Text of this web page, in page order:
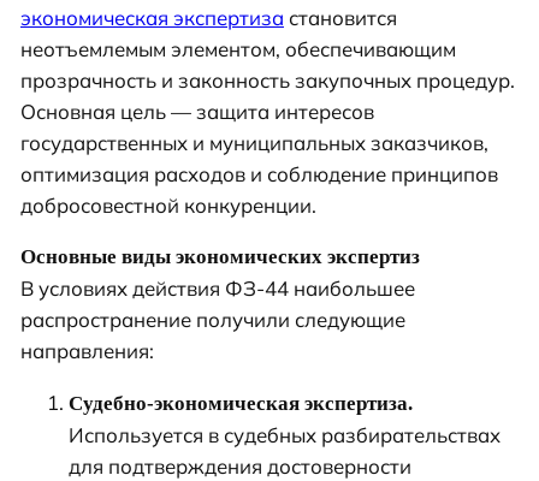
экономическая экспертиза становится
неотъемлемым элементом, обеспечивающим
прозрачность и законность закупочных процедур.
Основная цель — защита интересов
государственных и муниципальных заказчиков,
оптимизация расходов и соблюдение принципов
добросовестной конкуренции.
Основные виды экономических экспертиз
В условиях действия ФЗ-44 наибольшее
распространение получили следующие
направления:
Судебно-экономическая экспертиза.
Используется в судебных разбирательствах
для подтверждения достоверности